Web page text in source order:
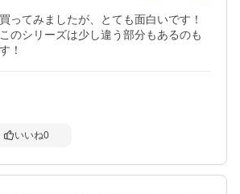
ってみましたが、とても面白いです！
のシリーズは少し違う部分もあるのも
！
いいね0